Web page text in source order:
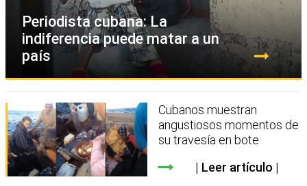
Periodista cubana: La
indiferencia puede matar a un
país
Cubanos muestran
angustiosos momentos de
su travesía en bote
Leer artículo